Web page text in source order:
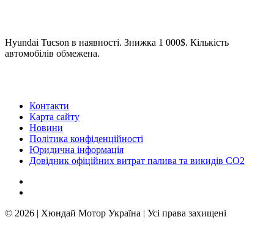
Hyundai Tucson в наявності. Знижка 1 000$. Кількість
автомобілів обмежена.
Контакти
Карта сайту
Новини
Політика конфіденційності
Юридична інформація
Довідник офіційних витрат палива та викидів СО2
© 2026 | Хюндай Мотор Україна | Усі права захищені